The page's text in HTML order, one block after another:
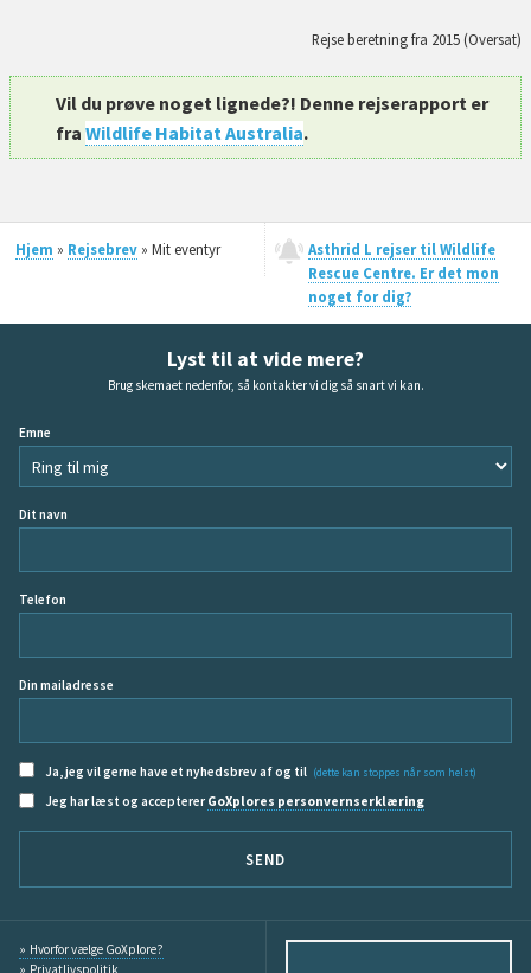
Rejse beretning fra 2015 (Oversat)
Vil du prøve noget lignede?! Denne rejserapport er
fraWildlife Habitat Australia.
Hjem » Rejsebrev» Mit eventyr
Asthrid L rejser til Wildlife
Rescue Centre. Er det mon
noget for dig?
Lyst til at vide mere?
Brug skemaet nedenfor, så kontakter vi dig så snart vi kan.
Emne
Dit navn
Telefon
Din mailadresse
Ja, jeg vil gerne have et nyhedsbrev af og til (dette kan stoppes når som helst)
Jeg har læst og accepterer GoXplores personvernserklæring
SEND
Hvorfor vælge GoXplore?
Privatlivspolitik